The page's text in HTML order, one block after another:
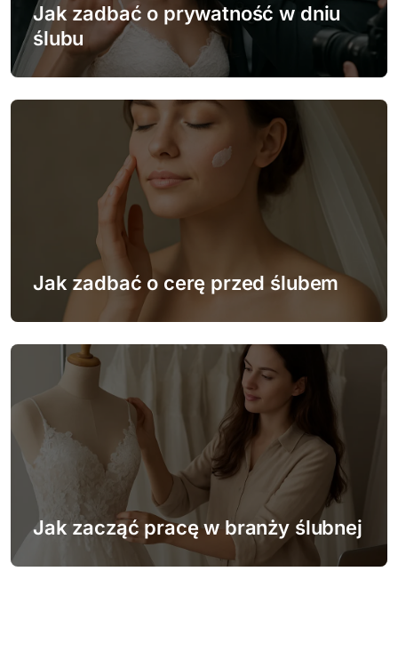
w
p
i
Jak zadbać o prywatność w dniu
ślubu
Jak zadbać o cerę przed ślubem
Jak zacząć pracę w branży ślubnej